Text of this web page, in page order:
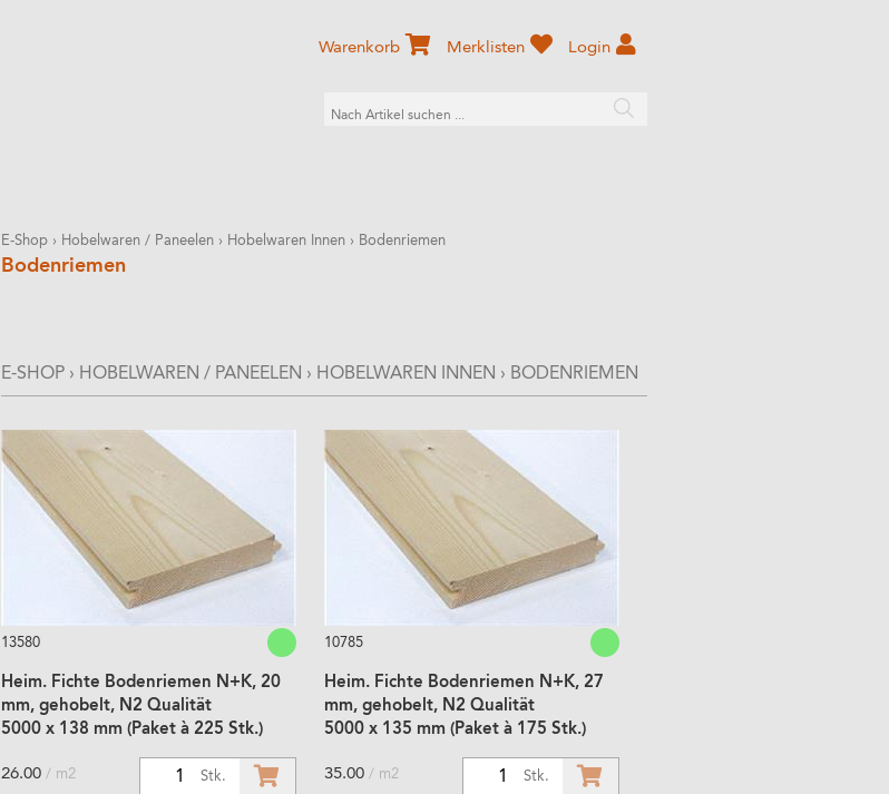
Warenkorb Merklisten Login
E-Shop › Hobelwaren / Paneelen › Hobelwaren Innen › Bodenriemen
Bodenriemen
E-SHOP › HOBELWAREN / PANEELEN › HOBELWAREN INNEN › BODENRIEMEN
13580
Heim. Fichte Bodenriemen N+K, 20
mm, gehobelt, N2 Qualität
5000 x 138 mm (Paket à 225 Stk.)
Stk.
26.00 / m2
10785
Heim. Fichte Bodenriemen N+K, 27
mm, gehobelt, N2 Qualität
5000 x 135 mm (Paket à 175 Stk.)
Stk.
35.00 / m2